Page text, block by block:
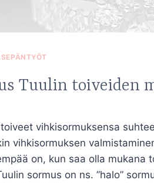
Tuulin toiveiden
vihkisormuksensa
vihkisormuksen
on, kun saa olla mukana
sormus on ns. ”halo”